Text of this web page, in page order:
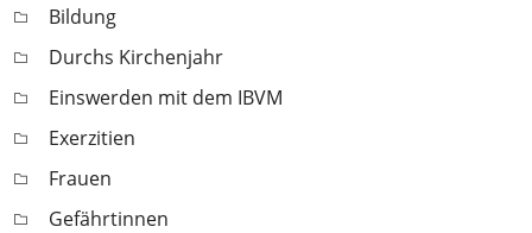
Bildung
Durchs Kirchenjahr
Einswerden mit dem IBVM
Exerzitien
Frauen
Gefährtinnen